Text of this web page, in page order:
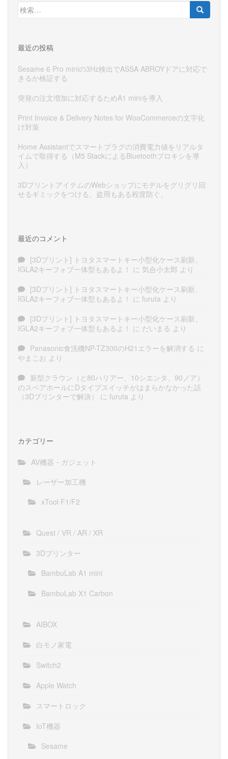
検
索:
最近の投稿
Sesame 6 Pro miniの3Hz検出でASSA ABROYドアに対応で
きるか検証する
突発の注文増加に対応するためA1 miniを導入
Print Invoice & Delivery Notes for WooCommerceの文字化
け対策
Home Assistantでスマートプラグの消費電力値をリアルタ
イムで取得する（M5 StackによるBluetoothプロキシを導
入）
3DプリントアイテムのWebショップにモデルをグリグリ回
せるギミックをつける。盗用もある程度防ぐ。
最近のコメント
[3Dプリント] トヨタスマートキー小型化ケース刷新、
IGLA2キーフォブ一体型もあるよ！ に 気合小太郎 より
[3Dプリント] トヨタスマートキー小型化ケース刷新、
IGLA2キーフォブ一体型もあるよ！ に furuta より
[3Dプリント] トヨタスマートキー小型化ケース刷新、
IGLA2キーフォブ一体型もあるよ！ に だいまる より
Panasonic食洗機NP-TZ300のH21エラーを解消する に
やまこお より
新型クラウン（と80ハリアー、10シエンタ、90ノア）
のスペアホールにDタイプスイッチがはまらかなかった話
（3Dプリンターで解決）
に furuta より
カテゴリー
AV機器・ガジェット
レーザー加工機
xTool F1/F2
Quest / VR / AR / XR
3Dプリンター
BambuLab A1 mini
BambuLab X1 Carbon
AIBOX
白モノ家電
Switch2
Apple Watch
スマートロック
IoT機器
Sesame